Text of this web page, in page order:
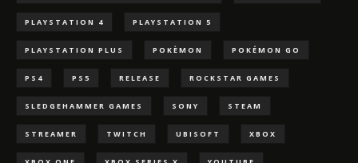
PLAYSTATION 4 PLAYSTATION 5
PLAYSTATION PLUS POKÈMON POKÉMON GO
PS4 PS5 RELEASE ROCKSTAR GAMES
SLEDGEHAMMER GAMES SONY STEAM
STREAMER TWITCH UBISOFT XBOX